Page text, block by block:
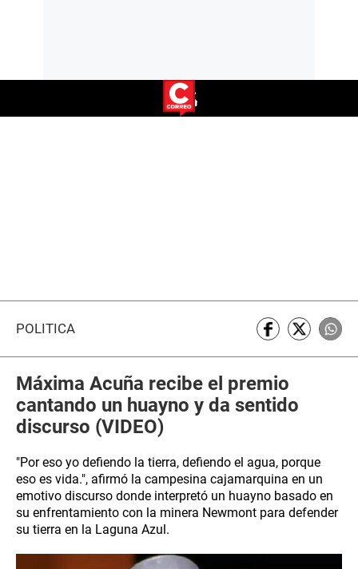
POLÍTICA
​Máxima Acuña recibe el premio
cantando un huayno y da sentido
discurso (VIDEO)
"Por eso yo defiendo la tierra, defiendo el agua, porque
eso es vida.", afirmó la campesina cajamarquina en un
emotivo discurso donde interpretó un huayno basado en
su enfrentamiento con la minera Newmont para defender
su tierra en la Laguna Azul.